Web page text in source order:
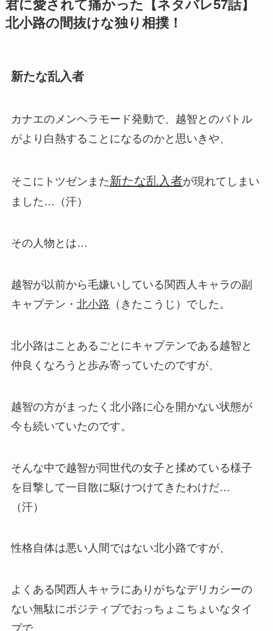
君に愛されて痛かった【ネタバレ57話】
北小路の間抜けな独り相撲！
新たな乱入者
カナエのメンヘラモード発動で、越智とのバトル
がより白熱することになるのかと思いきや、
そこにトツゼンまた新たな乱入者が現れてしまい
ました…（汗）
その人物とは…
越智が以前から毛嫌いしている関西人キャラの副
キャプテン・ 北小路 （きたこうじ）でした。
北小路はことあるごとにキャプテンである越智と
仲良くなろうと歩み寄っていたのですが、
越智の方がまったく北小路に心を開かない状態が
今も続いていたのです。
そんな中で越智が同世代の女子と揉めている様子
を目撃して一目散に駆けつけてきたわけだ…
（汗）
性格自体は悪い人間ではない北小路ですが、
よくある関西人キャラにありがちなデリカシーの
ない無駄にポジティブでおっちょこちょいなタイ